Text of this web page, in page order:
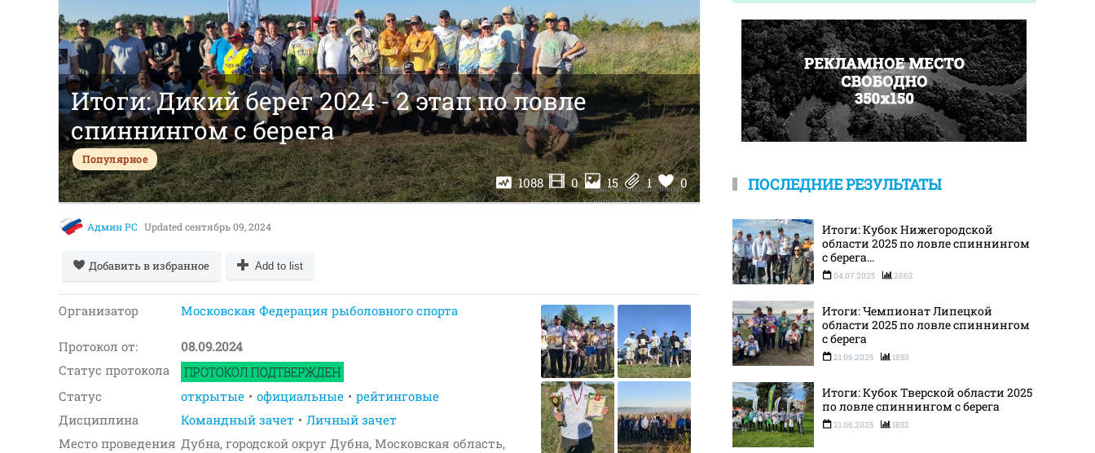
Итоги: Дикий берег 2024 - 2 этап по ловле
спиннингом с берега
Популярное
1088 0 15 1 0
Админ РС Updated сентябрь 09, 2024
Добавить в избранное Add to list
Организатор Московская Федерация рыболовного спорта
Протокол от:
08.09.2024
Статус протокола
Статус
открытые официальные
рейтинговые
Дисциплина
Командный зачет
Личный зачет
Место проведения Дубна, городской округ Дубна, Московская область,
ПОСЛЕДНИЕ РЕЗУЛЬТАТЫ
Итоги: Кубок Нижегородской
области 2025 по ловле спиннингом
с берега...
04.07.2025 2662
Итоги: Чемпионат Липецкой
области 2025 по ловле спиннингом
с берега
21.06.2025 1853
Итоги: Кубок Тверской области 2025
по ловле спиннингом с берега
21.06.2025 1852